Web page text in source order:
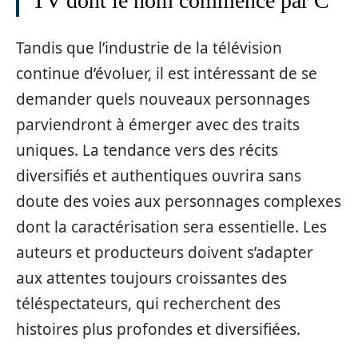
Tandis que l’industrie de la télévision
continue d’évoluer, il est intéressant de se
demander quels nouveaux personnages
parviendront à émerger avec des traits
uniques. La tendance vers des récits
diversifiés et authentiques ouvrira sans
doute des voies aux personnages complexes
dont la caractérisation sera essentielle. Les
auteurs et producteurs doivent s’adapter
aux attentes toujours croissantes des
téléspectateurs, qui recherchent des
histoires plus profondes et diversifiées.